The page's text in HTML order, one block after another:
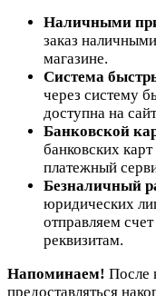
Наличными
заказ
магазине.
Система
через систему
доступна на
Банковской
банковских
платежный
Безналичный
юридических
отправляем
реквизитам.
Напоминаем! После
предоставляться